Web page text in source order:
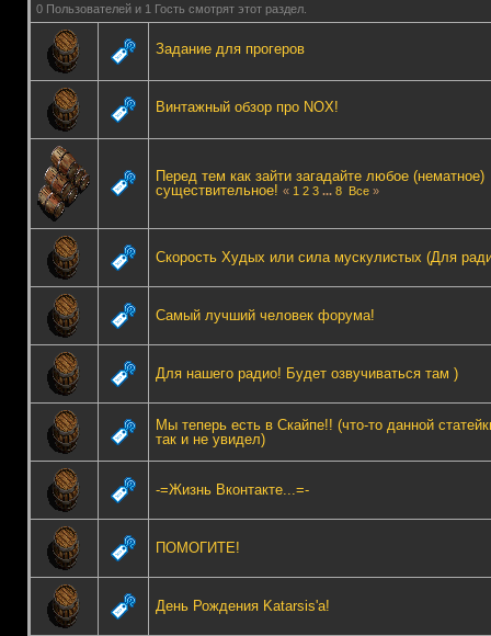
0 Пользователей и 1 Гость смотрят этот раздел.
Задание для прогеров
Винтажный обзор про NOX!
Перед тем как зайти загадайте любое (нематное)
существительное! « 1 2 3 ... 8 Все»
Скорость Худых или сила мускулистых (Для
Самый лучший человек форума!
Для нашего радио! Будет озвучиваться там )
Мы теперь есть в Скайпе!! (что-то данной
так и не увидел)
-=Жизнь Вконтакте...=-
ПОМОГИТЕ!
День Рождения Katarsis'а!